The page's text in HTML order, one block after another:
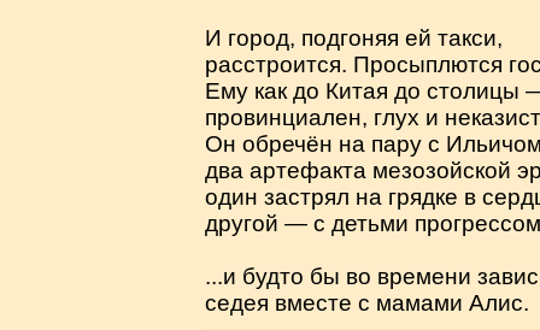
И город, подгоняя ей такси,
расстроится. Просыплются
Ему как до Китая до столицы
провинциален, глух и
Он обречён на пару с
два артефакта мезозойской
один застрял на грядке в
другой — с детьми
...и будто бы во времени
седея вместе с мамами Алис.